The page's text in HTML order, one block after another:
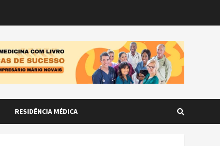
RESIDÊNCIA MÉDICA